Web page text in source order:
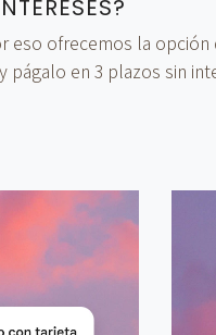
ofrecemos la
en 3 plazos sin